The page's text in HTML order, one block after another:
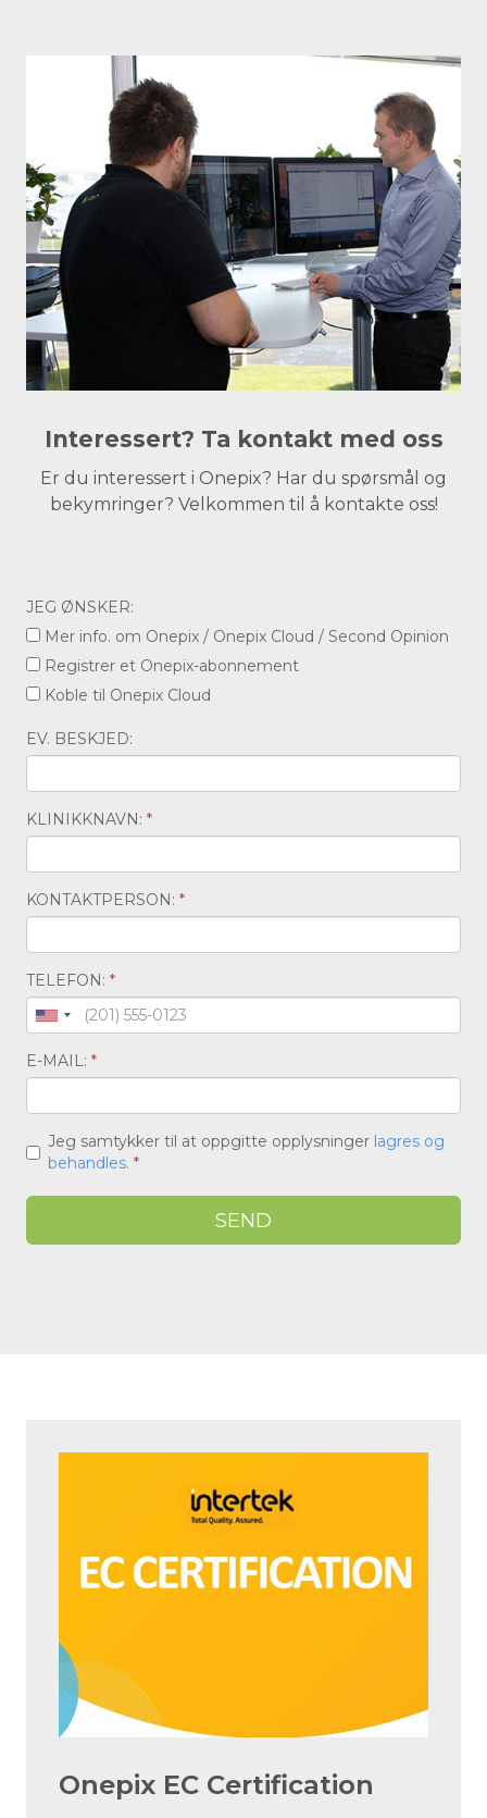
Interessert? Ta kontakt med oss
Er du interessert i Onepix? Har du spørsmål og
bekymringer? Velkommen til å kontakte oss!
Onepix EC Certification